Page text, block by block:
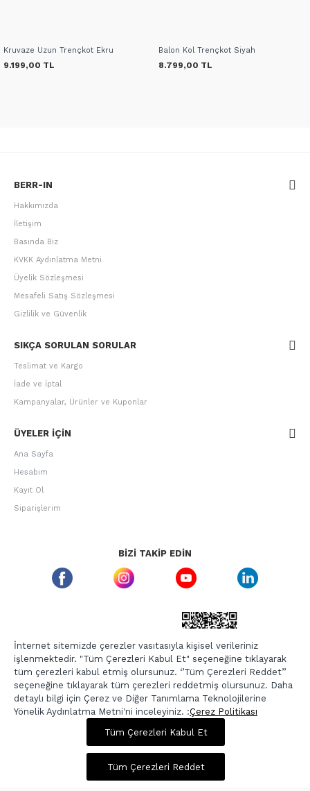
900,00 TL 3.599,00 TL
Sepette %20 İndirim
Kruvaze Uzun Trençkot Ekru
9.199,00 TL
Balon Kol Trençkot Siyah
8.799,00 TL
BERR-IN
Hakkımızda
İletişim
Basında Biz
KVKK Aydınlatma Metni
Üyelik Sözleşmesi
Mesafeli Satış Sözleşmesi
Gizlilik ve Güvenlik
SIKÇA SORULAN SORULAR
Teslimat ve Kargo
İade ve İptal
Kampanyalar, Ürünler ve Kuponlar
ÜYELER IÇIN
Ana Sayfa
Hesabım
Kayıt Ol
Siparişlerim
BIZI TAKIP EDIN
ETBIS GÜVEN DAMGASI
Copyright © 2026, Berr-In.com, Tüm Hakları Saklıdır.
Tüm Çerezleri Kabul Et
İnternet sitemizde çerezler vasıtasıyla kişisel verileriniz
işlenmektedir. "Tüm Çerezleri Kabul Et" seçeneğine tıklayarak
tüm çerezleri kabul etmiş olursunuz. ‘’Tüm Çerezleri Reddet’’
seçeneğine tıklayarak tüm çerezleri reddetmiş olursunuz. Daha
detaylı bilgi için Çerez ve Diğer Tanımlama Teknolojilerine
Yönelik Aydınlatma Metni'ni inceleyiniz. :Çerez Politikası
Tüm Çerezleri Reddet